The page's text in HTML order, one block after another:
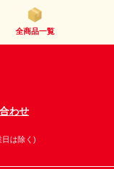
全商品一覧
わせ
は除く)